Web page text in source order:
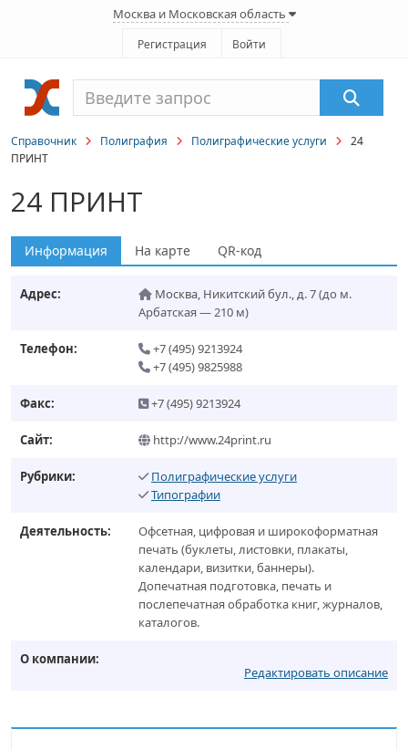
Москва и Московская область
Регистрация Войти
Справочник Полиграфия Полиграфические услуги
24
ПРИНТ
24 ПРИНТ
Информация На карте QR-код
Адрес: Москва, Никитский бул., д. 7(до м.
Арбатская — 210 м)
Телефон:
+7 (495) 9213924
+7 (495) 9825988
Факс: +7 (495) 9213924
Сайт: http://www.24print.ru
Рубрики:
Полиграфические услуги
Типографии
Деятельность:
Офсетная, цифровая и широкоформатная
печать (буклеты, листовки, плакаты,
календари, визитки, баннеры).
Допечатная подготовка, печать и
послепечатная обработка книг, журналов,
каталогов.
О компании:
Редактировать описание